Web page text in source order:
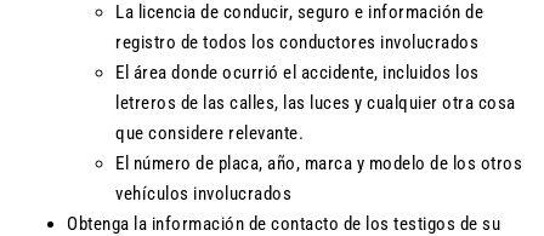
La licencia de conducir, seguro e información de
registro de todos los conductores involucrados
El área donde ocurrió el accidente, incluidos los
letreros de las calles, las luces y cualquier otra cosa
que considere relevante.
El número de placa, año, marca y modelo de los otros
vehículos involucrados
Obtenga la información de contacto de los testigos de su